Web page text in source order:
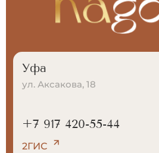
Уфа
ул. Аксакова, 18
+7 917 420-55-44
2ГИС